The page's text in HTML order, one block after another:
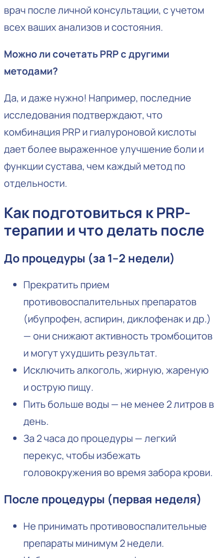
врач после личной консультации, с учетом
всех ваших анализов и состояния.
Можно ли сочетать PRP с другими
методами?
Да, и даже нужно! Например, последние
исследования подтверждают, что
комбинация PRP и гиалуроновой кислоты
дает более выраженное улучшение боли и
функции сустава, чем каждый метод по
отдельности.
Как подготовиться к PRP-
терапии и что делать после
До процедуры (за 1–2 недели)
Прекратить прием
противовоспалительных препаратов
(ибупрофен, аспирин, диклофенак и др.)
— они снижают активность тромбоцитов
и могут ухудшить результат.
Исключить алкоголь, жирную, жареную
и острую пищу.
Пить больше воды — не менее 2 литров в
день.
За 2 часа до процедуры — легкий
перекус, чтобы избежать
головокружения во время забора крови.
После процедуры (первая неделя)
Не принимать противовоспалительные
препараты минимум 2 недели.